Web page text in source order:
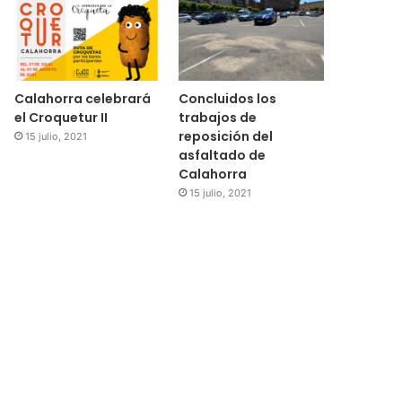
Calahorra celebrará
el Croquetur II
15 julio, 2021
Concluidos los
trabajos de
reposición del
asfaltado de
Calahorra
15 julio, 2021